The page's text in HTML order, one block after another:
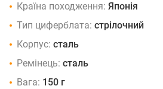
Країна походження: Японія
Тип циферблата: стрілочний
Корпус: сталь
Ремінець: сталь
Вага: 150 г